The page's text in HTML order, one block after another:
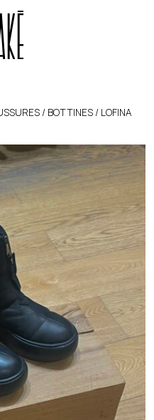
/ BOTTINES / LOFINA